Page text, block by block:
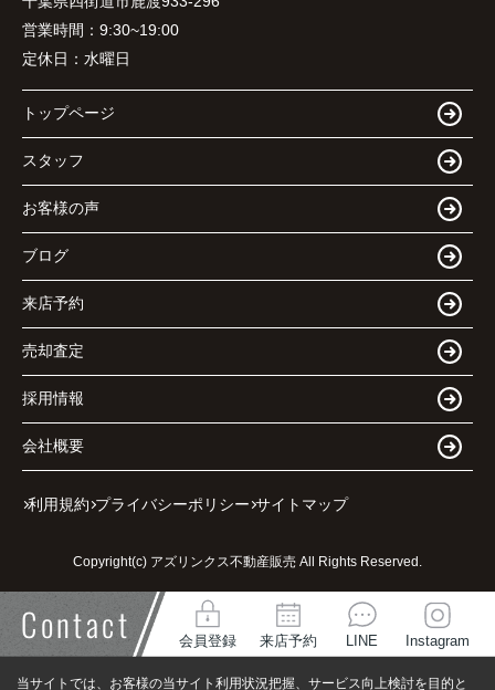
営業時間： 9:30~19:00
定休日： 水曜日
トップページ
スタッフ
お客様の声
ブログ
来店予約
売却査定
採用情報
会社概要
利用規約 プライバシーポリシー サイトマップ
Copyright(c) アズリンクス不動産販売 All Rights Reserved.
Contact 会員登録 来店予約 LINE Instagram
当サイトでは、お客様の当サイト利用状況把握、サービス向上検討を目的と